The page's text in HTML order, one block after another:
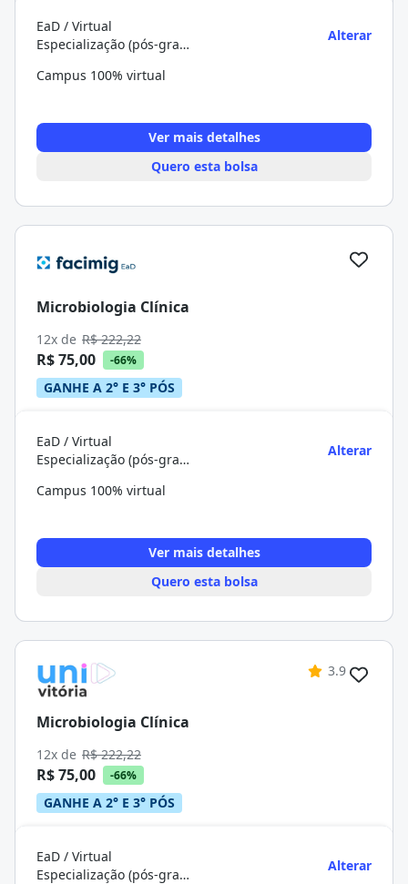
EaD / Virtual
Especialização (pós-graduação)
Alterar
Campus 100% virtual
Ver mais detalhes
Quero esta bolsa
Microbiologia Clínica
12x de R$ 222,22
R$ 75,00 -66%
GANHE A 2° E 3° PÓS
EaD / Virtual
Especialização (pós-graduação)
Alterar
Campus 100% virtual
Ver mais detalhes
Quero esta bolsa
3.9
Microbiologia Clínica
12x de R$ 222,22
R$ 75,00 -66%
GANHE A 2° E 3° PÓS
EaD / Virtual
Especialização (pós-graduação)
Alterar